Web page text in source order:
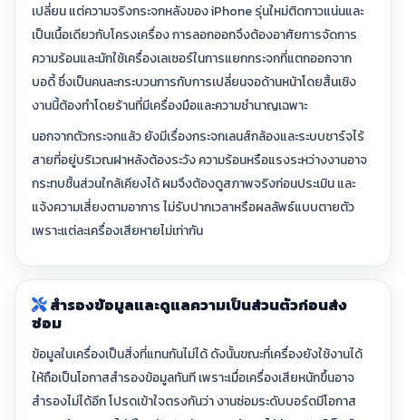
เปลี่ยน แต่ความจริงกระจกหลังของ iPhone รุ่นใหม่ติดกาวแน่นและ
เป็นเนื้อเดียวกับโครงเครื่อง การลอกออกจึงต้องอาศัยการจัดการ
ความร้อนและมักใช้เครื่องเลเซอร์ในการแยกกระจกที่แตกออกจาก
บอดี้ ซึ่งเป็นคนละกระบวนการกับการเปลี่ยนจอด้านหน้าโดยสิ้นเชิง
งานนี้ต้องทำโดยร้านที่มีเครื่องมือและความชำนาญเฉพาะ
นอกจากตัวกระจกแล้ว ยังมีเรื่องกระจกเลนส์กล้องและระบบชาร์จไร้
สายที่อยู่บริเวณฝาหลังต้องระวัง ความร้อนหรือแรงระหว่างงานอาจ
กระทบชิ้นส่วนใกล้เคียงได้ ผมจึงต้องดูสภาพจริงก่อนประเมิน และ
แจ้งความเสี่ยงตามอาการ ไม่รับปากเวลาหรือผลลัพธ์แบบตายตัว
เพราะแต่ละเครื่องเสียหายไม่เท่ากัน
สำรองข้อมูลและดูแลความเป็นส่วนตัวก่อนส่ง
ซ่อม
ข้อมูลในเครื่องเป็นสิ่งที่แทนกันไม่ได้ ดังนั้นขณะที่เครื่องยังใช้งานได้
ให้ถือเป็นโอกาสสำรองข้อมูลทันที เพราะเมื่อเครื่องเสียหนักขึ้นอาจ
สำรองไม่ได้อีก โปรดเข้าใจตรงกันว่า งานซ่อมระดับบอร์ดมีโอกาส